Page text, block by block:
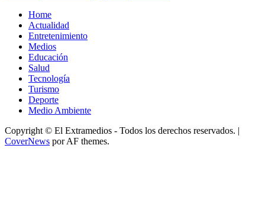
Home
Actualidad
Entretenimiento
Medios
Educación
Salud
Tecnología
Turismo
Deporte
Medio Ambiente
Copyright © El Extramedios - Todos los derechos reservados. |
CoverNews por AF themes.